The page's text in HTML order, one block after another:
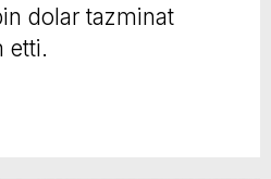
dolar tazminat
etti.